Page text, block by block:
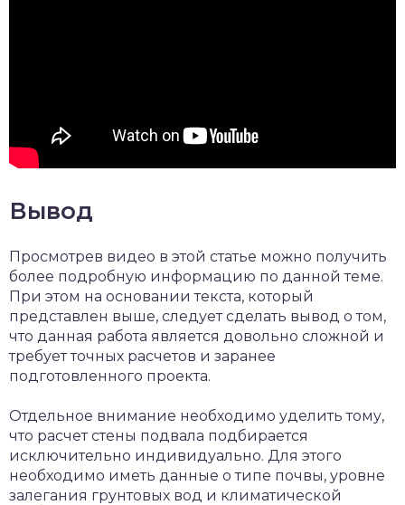
Вывод
Просмотрев видео в этой статье можно получить
более подробную информацию по данной теме.
При этом на основании текста, который
представлен выше, следует сделать вывод о том,
что данная работа является довольно сложной и
требует точных расчетов и заранее
подготовленного проекта.
Отдельное внимание необходимо уделить тому,
что расчет стены подвала подбирается
исключительно индивидуально. Для этого
необходимо иметь данные о типе почвы, уровне
залегания грунтовых вод и климатической